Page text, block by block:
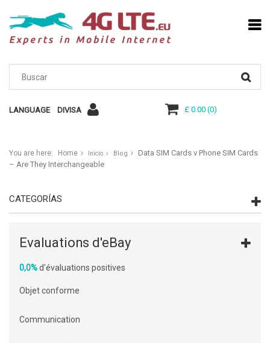
LANGUAGE DIVISA £ 0.00(0)
You are here: Home Inicio Blog
Data SIM Cards v Phone SIM Cards
– Are They Interchangeable
CATEGORÍAS
Evaluations d'eBay
0,0%d'évaluations positives
Objet conforme
Communication